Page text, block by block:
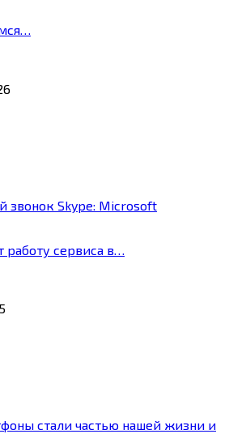
звонок Skype: Microsoft
работу сервиса в…
стали частью нашей жизни и